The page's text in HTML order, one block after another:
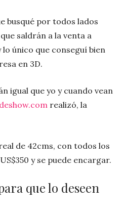
busqué por todos lados
saldrán a la venta a
lo único que conseguí bien
en 3D.
igual que yo y cuando vean
realizó, la
de 42cms, con todos los
y se puede encargar.
que lo deseen